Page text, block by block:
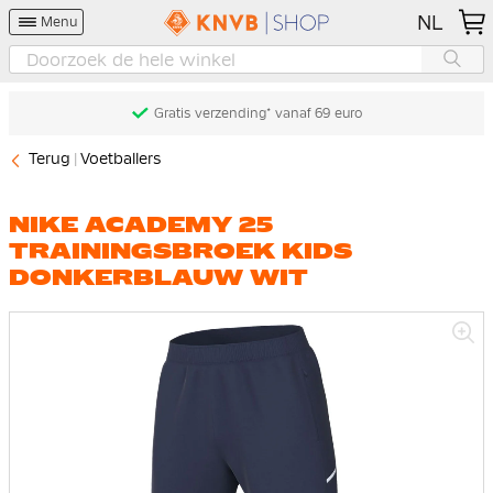
Menu NL
Gratis verzending* vanaf 69 euro
Terug Voetballers
NIKE ACADEMY 25
TRAININGSBROEK KIDS
DONKERBLAUW WIT